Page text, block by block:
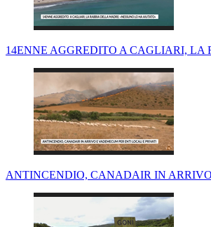
14ENNE AGGREDITO A CAGLIARI,
ANTINCENDIO, CANADAIR IN